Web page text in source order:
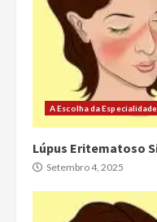
A Escolha da Especialidade
Lúpus Eritematoso
Setembro 4, 2025